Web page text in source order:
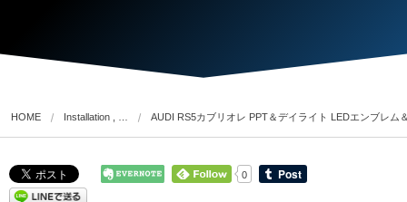
HOME Installation , … AUDI RS5カブリオレ PPT＆デイライト LEDエンブレム
0